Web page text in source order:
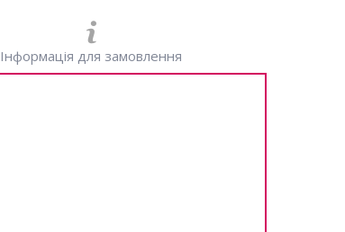
Інформація для замовлення